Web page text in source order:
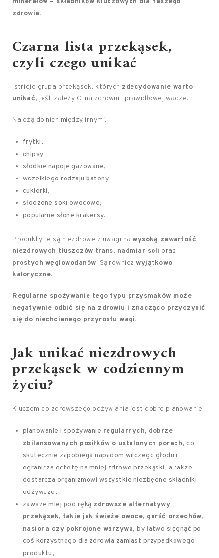
minerałów – składników kluczowych dla naszego
zdrowia.
Czarna lista przekąsek,
czyli czego unikać
Istnieje grupa przekąsek, których zdecydowanie warto
unikać, jeśli zależy Ci na zdrowiu i prawidłowej wadze.
Należą do nich między innymi:
frytki,
chipsy,
słodkie napoje gazowane,
wszelkiego rodzaju batony,
cukierki,
słodzone soki owocowe,
popularne słone krakersy.
Produkty te są niezdrowe z uwagi na wysoką zawartość
niezdrowych tłuszczów trans, nadmiar soli oraz
prostych węglowodanów. Są również wyjątkowo
kaloryczne.
Regularne spożywanie tego typu przysmaków może
negatywnie odbić się na zdrowiu i znacząco przyczynić
się do niechcianego przyrostu wagi.
Jak unikać niezdrowych
przekąsek w codziennym
życiu?
Kluczem do zdrowszego odżywiania jest dobre planowanie.
planowanie i spożywanie regularnych, dobrze
zbilansowanych posiłków o ustalonych porach, co
skutecznie zapobiega napadom wilczego głodu i
ogranicza ochotę na mniej zdrowe przekąski, a także
dostarcza organizmowi wszystkie niezbędne składniki
odżywcze,
zawsze miej pod ręką zdrowsze alternatywy
przekąsek, takie jak świeże owoce, garść orzechów,
nasiona czy pokrojone warzywa, by łatwo sięgnąć po
coś korzystnego dla zdrowia zamiast przypadkowego
produktu,